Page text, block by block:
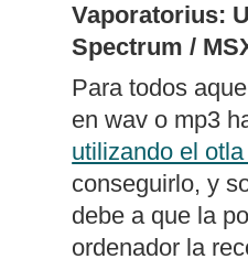
dos archivos
diferencias y
con un editor
Publicado
columnas bajo
con todos los
porción de
MSX). Permite
Vaporatorius:
Spectrum /
Para todos
en wav o mp3
utilizando el
conseguirlo, y
debe a que la
ordenador la